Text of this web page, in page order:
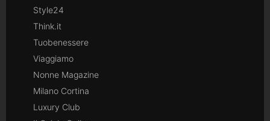
Style24
Think.it
Tuobenessere
Viaggiamo
Nonne Magazine
Milano Cortina
Luxury Club